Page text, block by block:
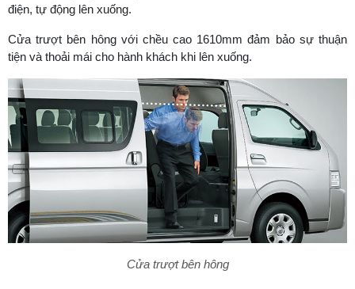
điện, tự động lên xuống.
Cửa trượt bên hông với chều cao 1610mm đảm bảo sự thuận
tiện và thoải mái cho hành khách khi lên xuống.
Cửa trượt bên hông